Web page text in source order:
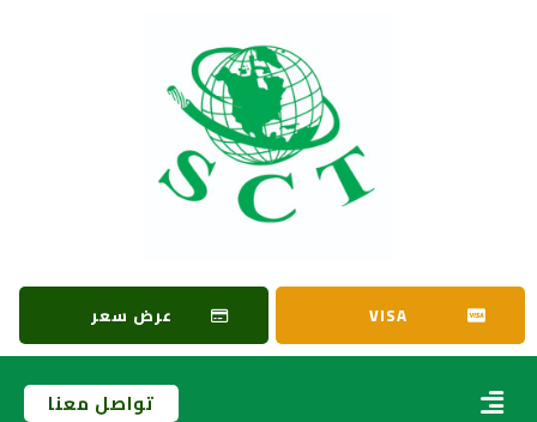
VISA عرض سعر
تواصل معنا